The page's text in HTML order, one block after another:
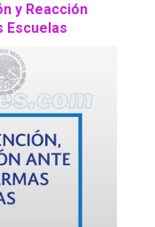
y Reacción
Escuelas